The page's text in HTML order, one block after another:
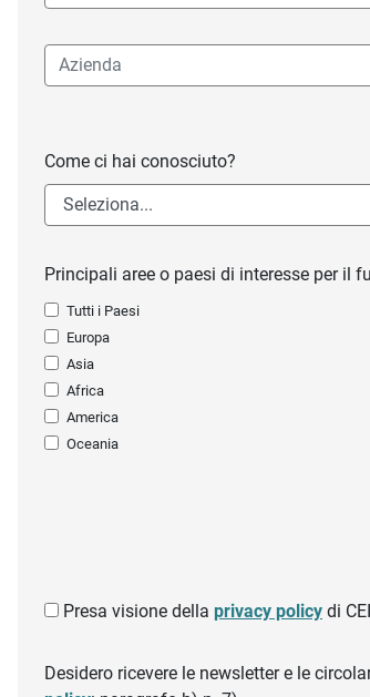
Come ci hai conosciuto?
Principali aree o paesi di interesse per il
Tutti i Paesi
Europa
Asia
Africa
America
Oceania
Presa visione della privacy policy di
Desidero ricevere le newsletter e le